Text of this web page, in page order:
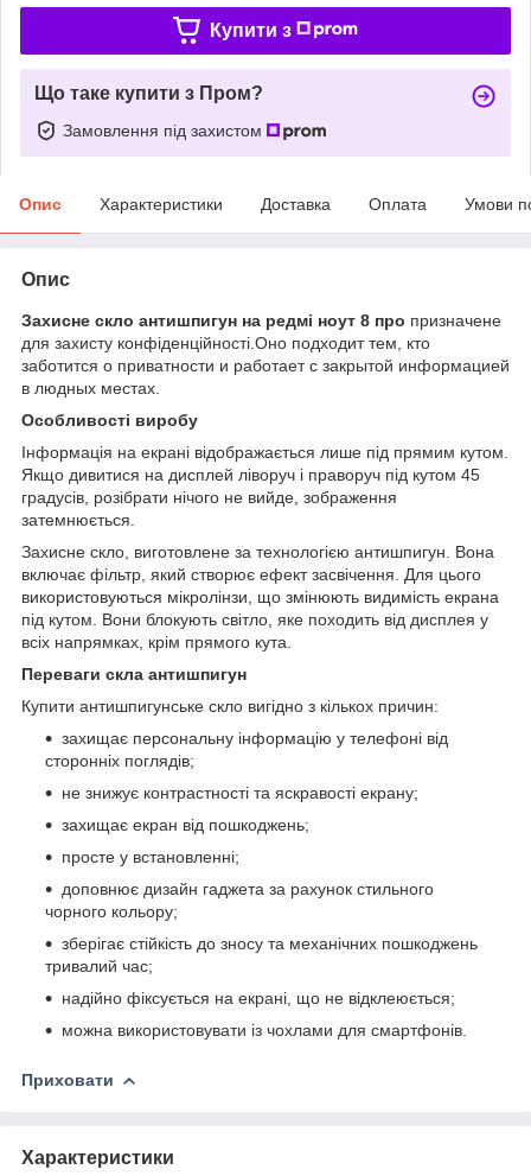
Купити з
Що таке купити з Пром?
Замовлення під захистом
Опис Характеристики Доставка Оплата Умови
Опис
Захисне скло антишпигун на редмі ноут 8 про призначене
для захисту конфіденційності.Оно подходит тем, кто
заботится о приватности и работает с закрытой информацией
в людных местах.
Особливості виробу
Інформація на екрані відображається лише під прямим кутом.
Якщо дивитися на дисплей ліворуч і праворуч під кутом 45
градусів, розібрати нічого не вийде, зображення
затемнюється.
Захисне скло, виготовлене за технологією антишпигун. Вона
включає фільтр, який створює ефект засвічення. Для цього
використовуються мікролінзи, що змінюють видимість екрана
під кутом. Вони блокують світло, яке походить від дисплея у
всіх напрямках, крім прямого кута.
Переваги скла антишпигун
Купити антишпигунське скло вигідно з кількох причин:
захищає персональну інформацію у телефоні від
сторонніх поглядів;
не знижує контрастності та яскравості екрану;
захищає екран від пошкоджень;
просте у встановленні;
доповнює дизайн гаджета за рахунок стильного
чорного кольору;
зберігає стійкість до зносу та механічних пошкоджень
тривалий час;
надійно фіксується на екрані, що не відклеюється;
можна використовувати із чохлами для смартфонів.
Приховати
Характеристики